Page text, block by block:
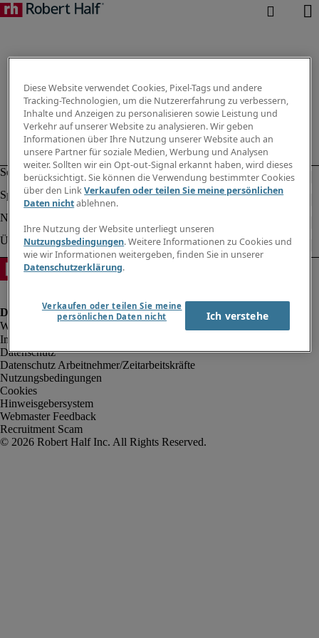
Impressum
Datenschutz
Datenschutz Arbeitnehmer/Zeitarbeitskräfte
Nutzungsbedingungen
Cookies
Hinweisgebersystem
Webmaster Feedback
Recruitment Scam
Diese Website verwendet Cookies, Pixel-Tags und andere
Tracking-Technologien, um die Nutzererfahrung zu verbessern,
Inhalte und Anzeigen zu personalisieren sowie Leistung und
Verkehr auf unserer Website zu analysieren. Wir geben
Informationen über Ihre Nutzung unserer Website auch an
unsere Partner für soziale Medien, Werbung und Analysen
weiter. Sollten wir ein Opt-out-Signal erkannt haben, wird dieses
berücksichtigt. Sie können die Verwendung bestimmter Cookies
über den LinkVerkaufen oder teilen Sie meine persönlichen
Daten nichtablehnen.
Ihre Nutzung der Website unterliegt unseren
Nutzungsbedingungen. Weitere Informationen zu Cookies und
wie wir Informationen weitergeben, finden Sie in unserer
Datenschutzerklärung.
Verkaufen oder teilen Sie meine
persönlichen Daten nicht
Ich verstehe